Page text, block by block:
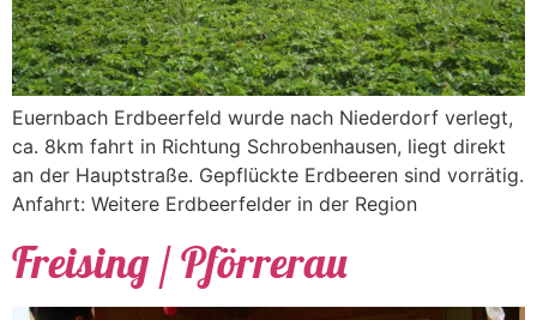
Euernbach Erdbeerfeld wurde nach Niederdorf verlegt,
ca. 8km fahrt in Richtung Schrobenhausen, liegt direkt
an der Hauptstraße. Gepflückte Erdbeeren sind vorrätig.
Anfahrt: Weitere Erdbeerfelder in der Region
Freising / Pförrerau